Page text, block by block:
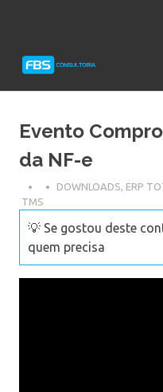
Protheus
Evento
da NF-e
DOWNLOADS, ERP
TMS
💡 Se gostou deste
quem precisa